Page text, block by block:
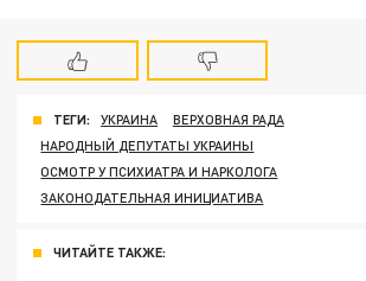
ТЕГИ: УКРАИНА
ВЕРХОВНАЯ РАДА
НАРОДНЫЙ ДЕПУТАТЫ УКРАИНЫ
ОСМОТР У ПСИХИАТРА И НАРКОЛОГА
ЗАКОНОДАТЕЛЬНАЯ ИНИЦИАТИВА
ЧИТАЙТЕ ТАКЖЕ: